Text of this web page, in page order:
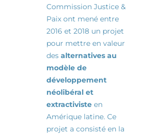
Commission Justice &
Paix ont mené entre
2016 et 2018 un projet
pour mettre en valeur
des alternatives au
modèle de
développement
néolibéral et
extractiviste en
Amérique latine. Ce
projet a consisté en la